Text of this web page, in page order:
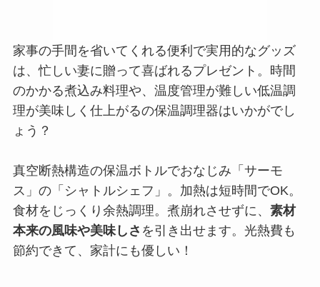
家事の手間を省いてくれる便利で実用的なグッズ
は、忙しい妻に贈って喜ばれるプレゼント。時間
のかかる煮込み料理や、温度管理が難しい低温調
理が美味しく仕上がるの保温調理器はいかがでし
ょう？
真空断熱構造の保温ボトルでおなじみ「サーモ
ス」の「シャトルシェフ」。加熱は短時間でOK。
食材をじっくり余熱調理。煮崩れさせずに、 素材
本来の風味や美味しさ を引き出せます。光熱費も
節約できて、家計にも優しい！